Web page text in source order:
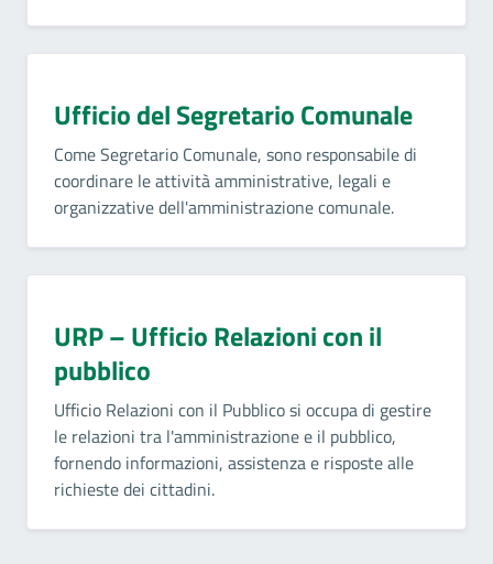
Ufficio del Segretario Comunale
Come Segretario Comunale, sono responsabile di
coordinare le attività amministrative, legali e
organizzative dell'amministrazione comunale.
URP – Ufficio Relazioni con il
pubblico
Ufficio Relazioni con il Pubblico si occupa di gestire
le relazioni tra l'amministrazione e il pubblico,
fornendo informazioni, assistenza e risposte alle
richieste dei cittadini.